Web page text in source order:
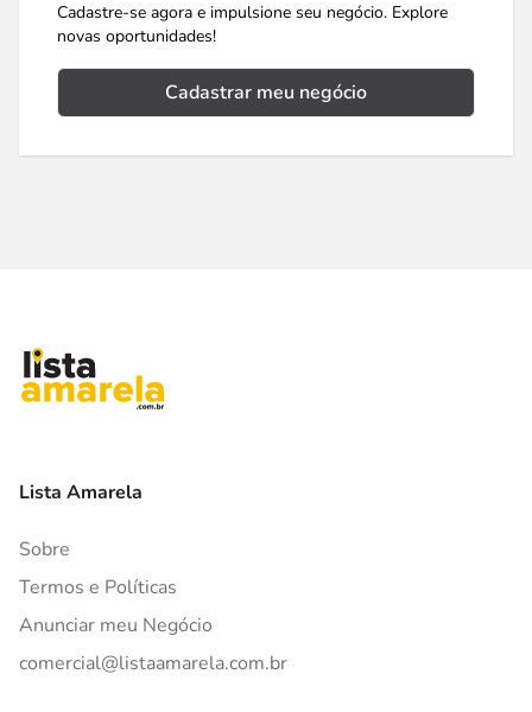
Cadastre-se agora e impulsione seu negócio. Explore
novas oportunidades!
Cadastrar meu negócio
Lista Amarela
Sobre
Termos e Políticas
Anunciar meu Negócio
comercial@listaamarela.com.br